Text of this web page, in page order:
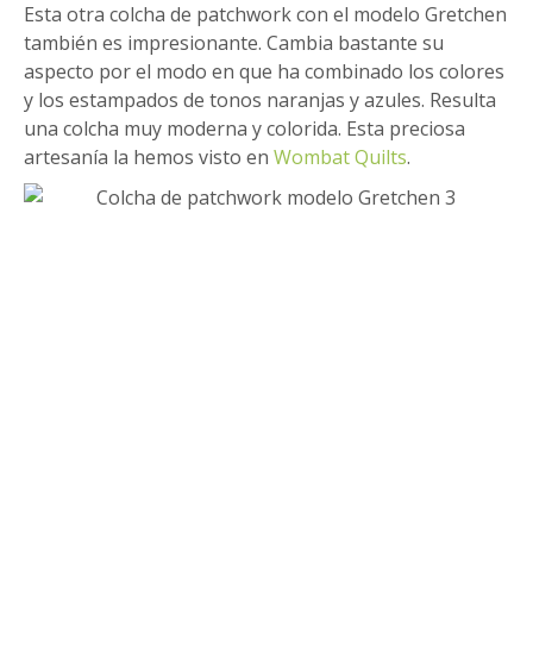
Esta otra colcha de patchwork con el modelo Gretchen
también es impresionante. Cambia bastante su
aspecto por el modo en que ha combinado los colores
y los estampados de tonos naranjas y azules. Resulta
una colcha muy moderna y colorida. Esta preciosa
artesanía la hemos visto en Wombat Quilts.